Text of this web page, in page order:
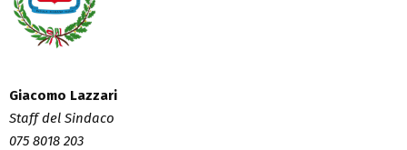
Giacomo Lazzari
Staff del Sindaco
075 8018 203